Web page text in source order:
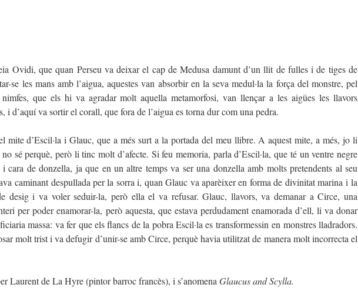
Ovidi, que quan Perseu va deixar el cap de Medusa damunt d’un llit de fulles i de tiges de
se les mans amb l’aigua, aquestes van absorbir en la seva medul·la la força del monstre, pel
que els hi va agradar molt aquella metamorfosi, van llençar a les aigües les llavors
i d’aquí va sortir el corall, que fora de l’aigua es torna dur com una pedra.
mite d’Escil·la i Glauc, que a més surt a la portada del meu llibre. A aquest mite, a més, jo li
sé perquè, però li tinc molt d’afecte. Si feu memoria, parla d’Escil·la, que té un ventre negre
i cara de donzella, ja que en un altre temps va ser una donzella amb molts pretendents al seu
caminant despullada per la sorra i, quan Glauc va aparèixer en forma de divinitat marina i la
desig i va voler seduir-la, però ella el va refusar. Glauc, llavors, va demanar a Circe, una
per poder enamorar-la, però aquesta, que estava perdudament enamorada d’ell, li va donar
massa: va fer que els flancs de la pobra Escil·la es transformessin en monstres lladradors.
molt trist i va defugir d’unir-se amb Circe, perquè havia utilitzat de manera molt incorrecta el
Laurent de La Hyre (pintor barroc francès), i s’anomena Glaucus and Scylla.